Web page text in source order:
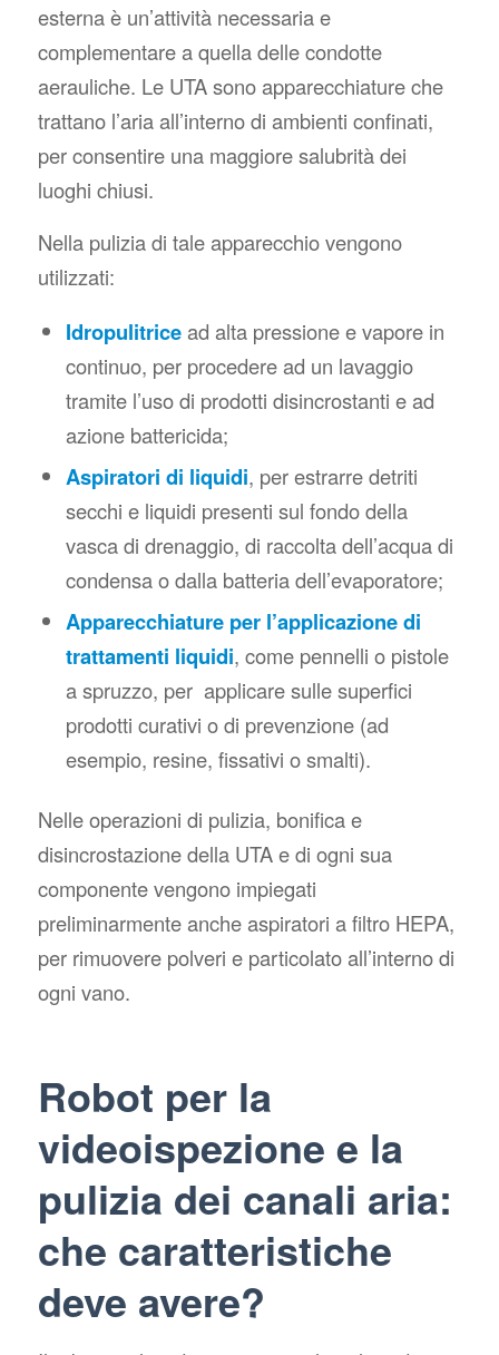
esterna è un’attività necessaria e
complementare a quella delle condotte
aerauliche. Le UTA sono apparecchiature che
trattano l’aria all’interno di ambienti confinati,
per consentire una maggiore salubrità dei
luoghi chiusi.
Nella pulizia di tale apparecchio vengono
utilizzati:
Idropulitricead alta pressione e vapore in
continuo, per procedere ad un lavaggio
tramite l’uso di prodotti disincrostanti e ad
azione battericida;
Aspiratori di liquidi, per estrarre detriti
secchi e liquidi presenti sul fondo della
vasca di drenaggio, di raccolta dell’acqua di
condensa o dalla batteria dell’evaporatore;
Apparecchiature per l’applicazione di
trattamenti liquidi, come pennelli o pistole
a spruzzo, per applicare sulle superfici
prodotti curativi o di prevenzione (ad
esempio, resine, fissativi o smalti).
Nelle operazioni di pulizia, bonifica e
disincrostazione della UTA e di ogni sua
componente vengono impiegati
preliminarmente anche aspiratori a filtro HEPA,
per rimuovere polveri e particolato all’interno di
ogni vano.
Robot per la
videoispezione e la
pulizia dei canali aria:
che caratteristiche
deve avere?